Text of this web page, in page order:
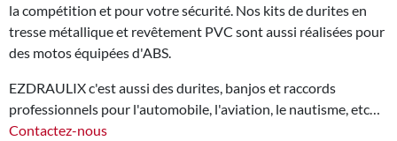
la compétition et pour votre sécurité. Nos kits de durites en
tresse métallique et revêtement PVC sont aussi réalisées pour
des motos équipées d'ABS.
EZDRAULIX c'est aussi des durites, banjos et raccords
professionnels pour l'automobile, l'aviation, le nautisme, etc…
Contactez-nous